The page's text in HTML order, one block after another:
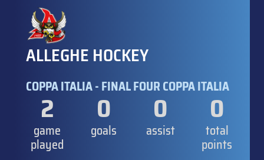
ALLEGHE HOCKEY
COPPA ITALIA - FINAL FOUR COPPA ITALIA
2
game
played
0
goals
0
assist
0
total
points